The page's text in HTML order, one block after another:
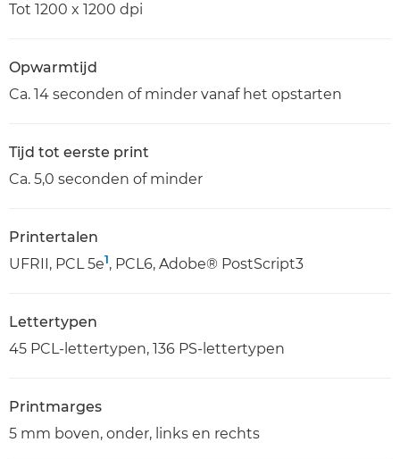
Tot 1200 x 1200 dpi
Opwarmtijd
Ca. 14 seconden of minder vanaf het opstarten
Tijd tot eerste print
Ca. 5,0 seconden of minder
Printertalen
UFRII, PCL 5e1, PCL6, Adobe® PostScript3
Lettertypen
45 PCL-lettertypen, 136 PS-lettertypen
Printmarges
5 mm boven, onder, links en rechts